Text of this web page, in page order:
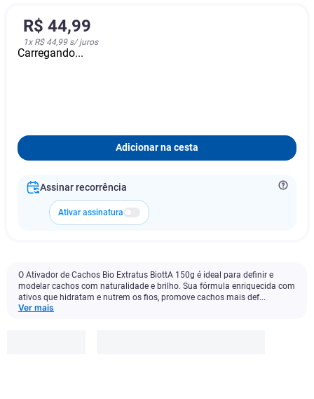
R$ 44,99
1x R$ 44,99s/ juros
Carregando...
Adicionar na cesta
Assinar recorrência
Ativar assinatura
O Ativador de Cachos Bio Extratus BiottA 150g é ideal para definir e
modelar cachos com naturalidade e brilho. Sua fórmula enriquecida com
ativos que hidratam e nutrem os fios, promove cachos mais def...
Ver mais